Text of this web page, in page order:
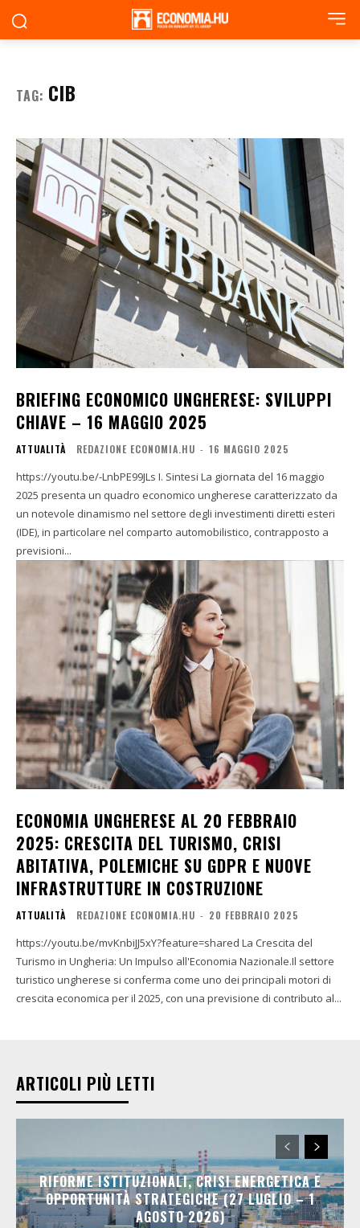
TAG: CIB
BRIEFING ECONOMICO UNGHERESE: SVILUPPI
CHIAVE – 16 MAGGIO 2025
ATTUALITÀ REDAZIONE ECONOMIA.HU - 16 MAGGIO 2025
https://youtu.be/-LnbPE99JLs I. Sintesi La giornata del 16 maggio
2025 presenta un quadro economico ungherese caratterizzato da
un notevole dinamismo nel settore degli investimenti diretti esteri
(IDE), in particolare nel comparto automobilistico, contrapposto a
previsioni...
ECONOMIA UNGHERESE AL 20 FEBBRAIO
2025: CRESCITA DEL TURISMO, CRISI
ABITATIVA, POLEMICHE SU GDPR E NUOVE
INFRASTRUTTURE IN COSTRUZIONE
ATTUALITÀ REDAZIONE ECONOMIA.HU - 20 FEBBRAIO 2025
https://youtu.be/mvKnbiJJ5xY?feature=shared La Crescita del
Turismo in Ungheria: Un Impulso all'Economia Nazionale.Il settore
turistico ungherese si conferma come uno dei principali motori di
crescita economica per il 2025, con una previsione di contributo al...
ARTICOLI PIÙ LETTI
RIFORME ISTITUZIONALI, CRISI ENERGETICA E
OPPORTUNITÀ STRATEGICHE (27 LUGLIO – 1
AGOSTO 2026)